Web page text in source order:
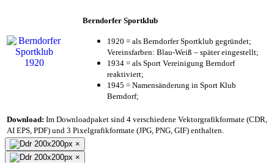
Berndorfer Sportklub
1920 = als Berndorfer Sportklub gegründet;
Vereinsfarben: Blau-Weiß – später eingestellt;
1934 = als Sport Vereinigung Berndorf
reaktiviert;
1945 = Namensänderung in Sport Klub
Berndorf;
Download: Im Downloadpaket sind 4 verschiedene Vektorgrafikformate (CDR,
AI EPS, PDF) und 3 Pixelgrafikformate (JPG, PNG, GIF) enthalten.
×
×